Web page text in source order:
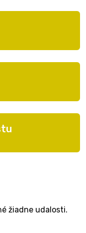
žiadne udalosti.